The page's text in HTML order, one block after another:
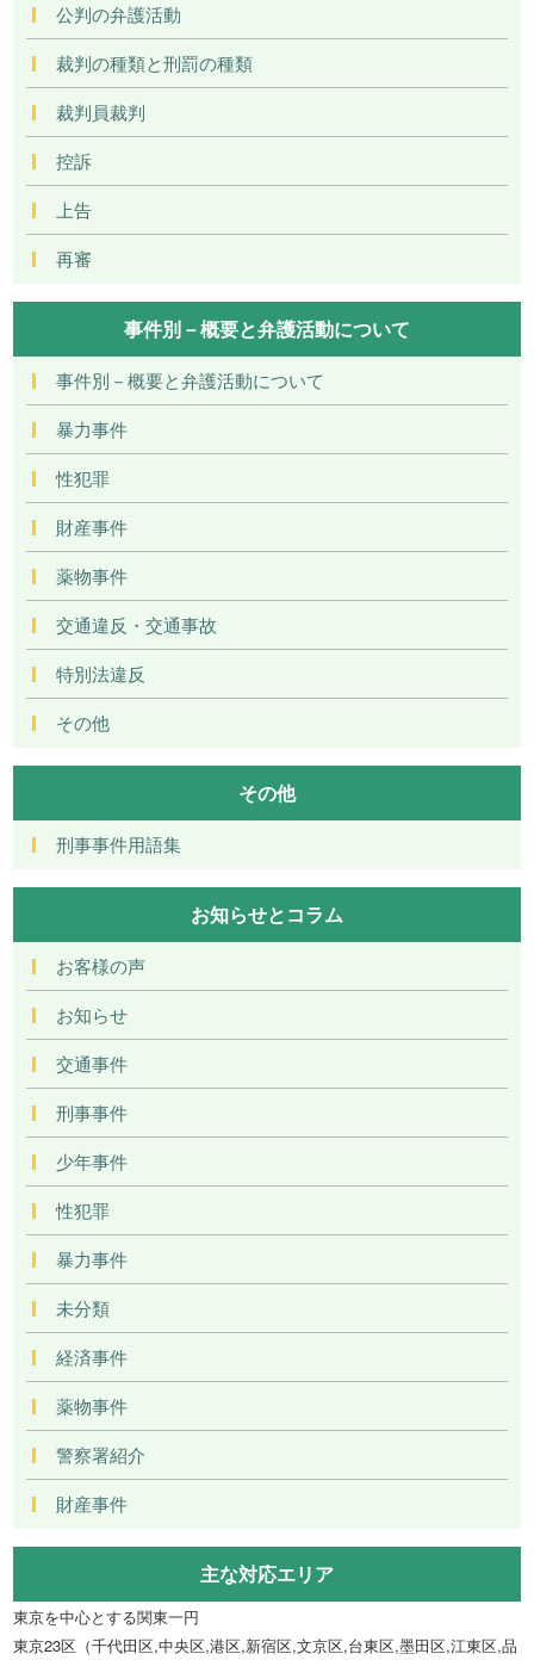
公判の弁護活動
裁判の種類と刑罰の種類
裁判員裁判
控訴
上告
再審
事件別－概要と弁護活動について
事件別－概要と弁護活動について
暴力事件
性犯罪
財産事件
薬物事件
交通違反・交通事故
特別法違反
その他
その他
刑事事件用語集
お知らせとコラム
お客様の声
お知らせ
交通事件
刑事事件
少年事件
性犯罪
暴力事件
未分類
経済事件
薬物事件
警察署紹介
財産事件
主な対応エリア
東京を中心とする関東一円
東京23区（千代田区,中央区,港区,新宿区,文京区,台東区,墨田区,江東区,品